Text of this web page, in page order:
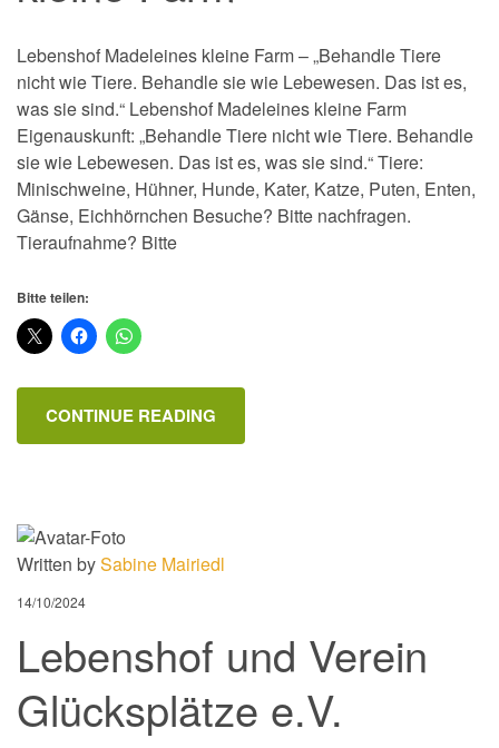
Lebenshof Madeleines kleine Farm – „Behandle Tiere
nicht wie Tiere. Behandle sie wie Lebewesen. Das ist es,
was sie sind.“ Lebenshof Madeleines kleine Farm
Eigenauskunft: „Behandle Tiere nicht wie Tiere. Behandle
sie wie Lebewesen. Das ist es, was sie sind.“ Tiere:
Minischweine, Hühner, Hunde, Kater, Katze, Puten, Enten,
Gänse, Eichhörnchen Besuche? Bitte nachfragen.
Tieraufnahme? Bitte
Bitte teilen:
CONTINUE READING
Written bySabine Mairiedl
14/10/2024
Lebenshof und Verein
Glücksplätze e.V.